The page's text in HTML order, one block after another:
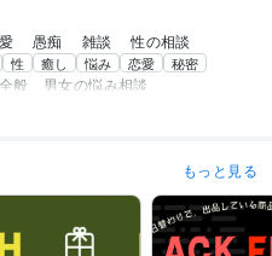
　 愚痴　 雑談 　性の相談
性 癒し 悩み 恋愛 秘密
般　男女の悩み相談
もっと見る